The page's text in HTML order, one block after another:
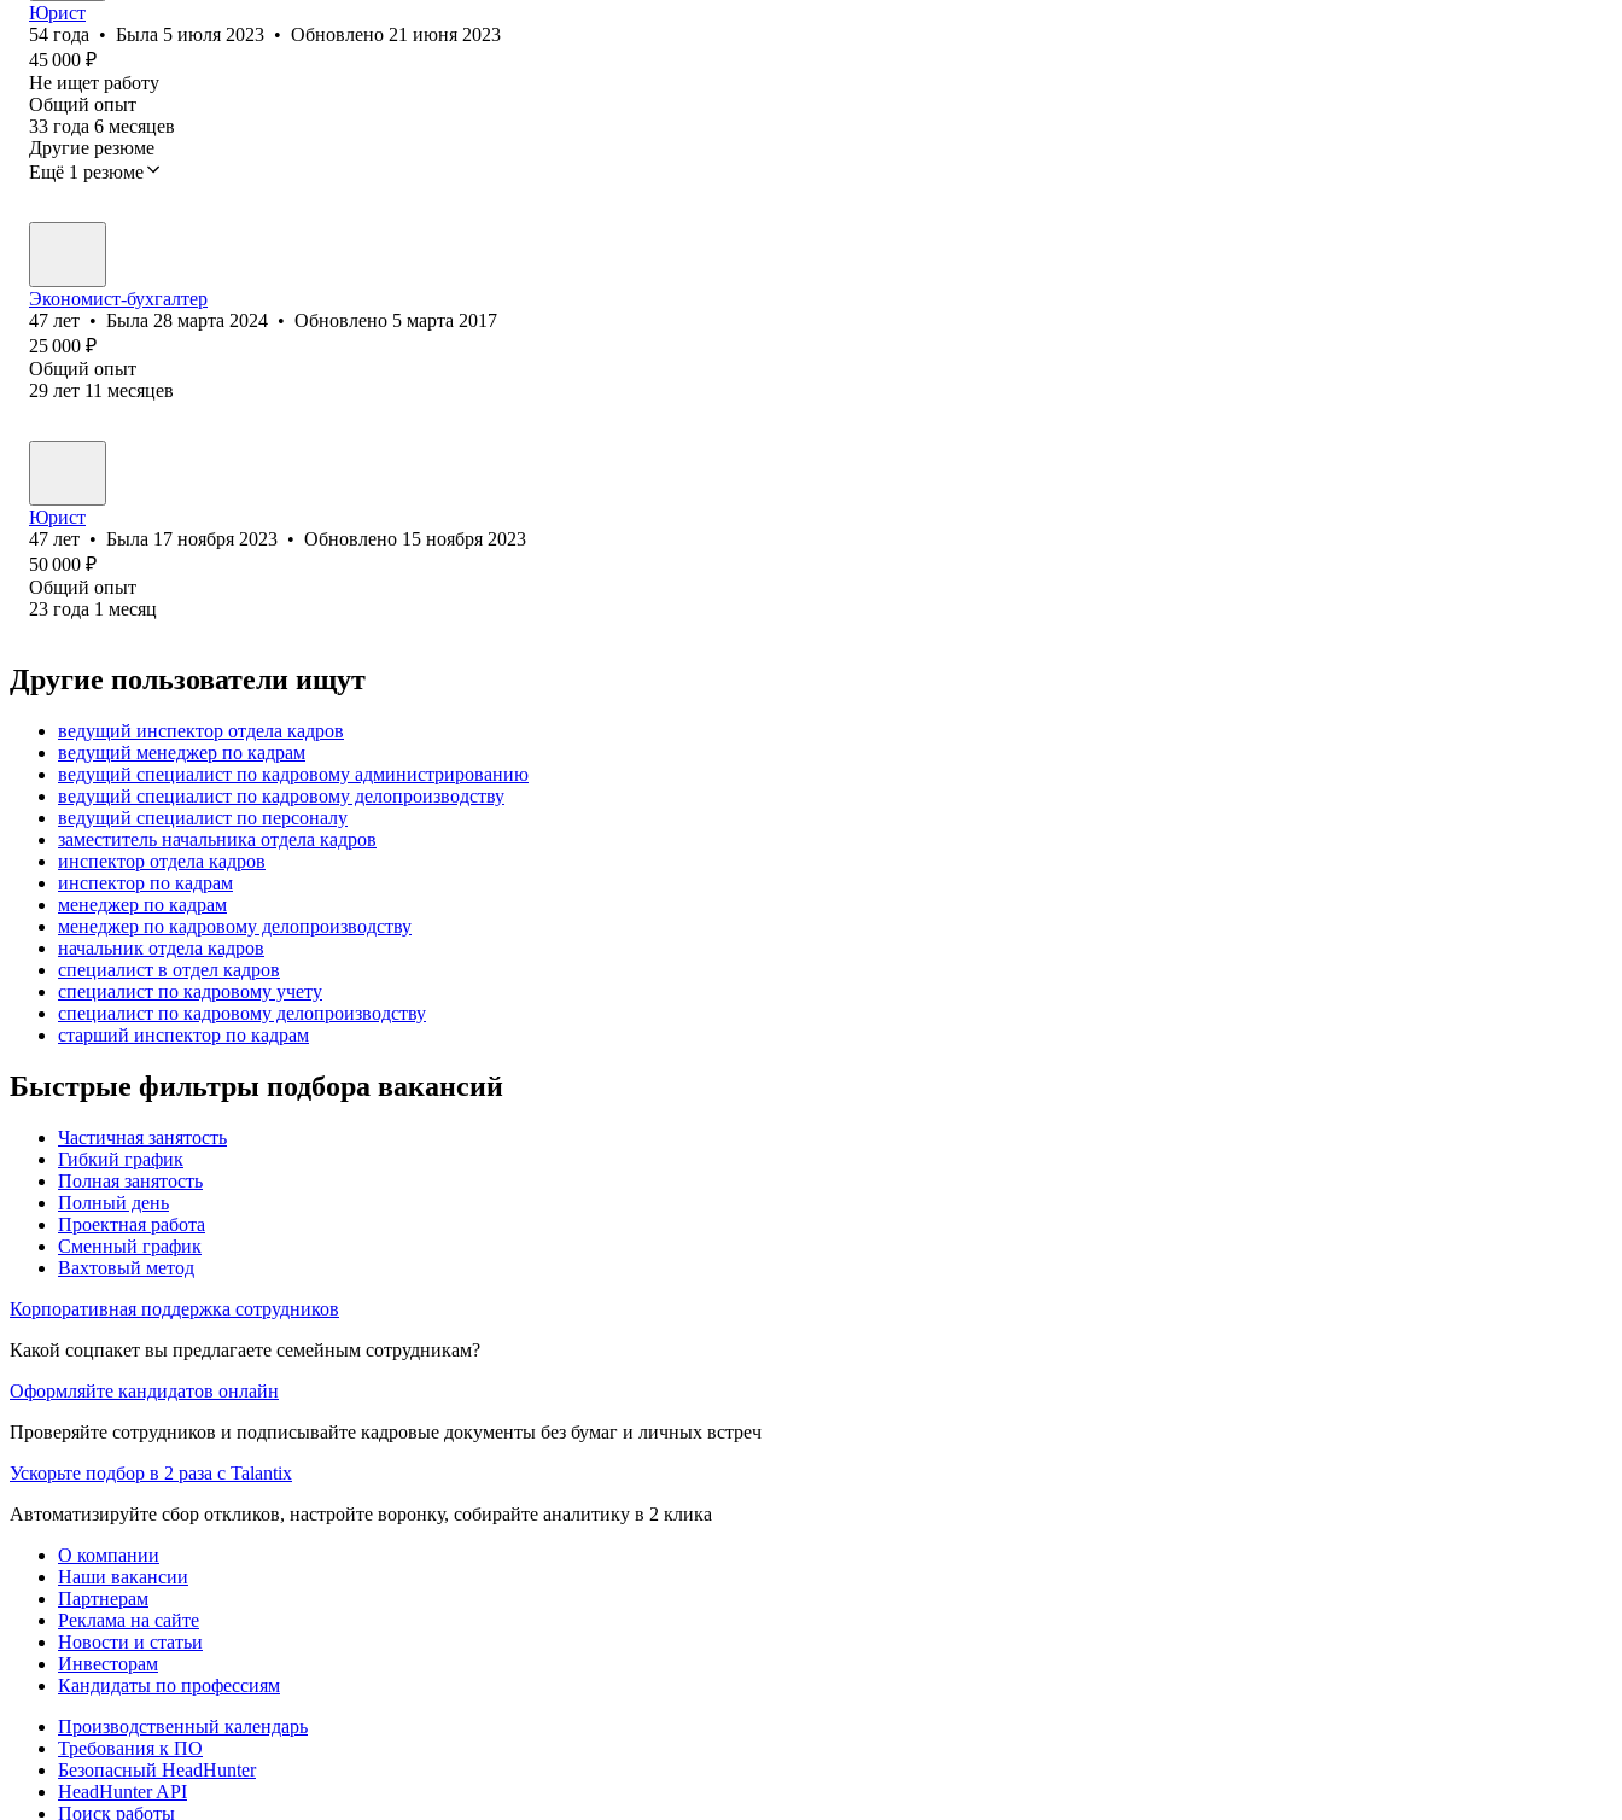
Юрист
54 года • Была 5 июля 2023 • Обновлено 21 июня 2023
45 000 ₽
Не ищет работу
Общий опыт
33 года 6 месяцев
Другие резюме
Ещё 1 резюме
Экономист-бухгалтер
47 лет • Была 28 марта 2024 • Обновлено 5 марта 2017
25 000 ₽
Общий опыт
29 лет 11 месяцев
Юрист
47 лет • Была 17 ноября 2023 • Обновлено 15 ноября 2023
50 000 ₽
Общий опыт
23 года 1 месяц
Другие пользователи ищут
ведущий инспектор отдела кадров
ведущий менеджер по кадрам
ведущий специалист по кадровому администрированию
ведущий специалист по кадровому делопроизводству
ведущий специалист по персоналу
заместитель начальника отдела кадров
инспектор отдела кадров
инспектор по кадрам
менеджер по кадрам
менеджер по кадровому делопроизводству
начальник отдела кадров
специалист в отдел кадров
специалист по кадровому учету
специалист по кадровому делопроизводству
старший инспектор по кадрам
Быстрые фильтры подбора вакансий
Частичная занятость
Гибкий график
Полная занятость
Полный день
Проектная работа
Сменный график
Вахтовый метод
Корпоративная поддержка сотрудников
Какой соцпакет вы предлагаете семейным сотрудникам?
Оформляйте кандидатов онлайн
Проверяйте сотрудников и подписывайте кадровые документы без бумаг и личных встреч
Ускорьте подбор в 2 раза с Talantix
Автоматизируйте сбор откликов, настройте воронку, собирайте аналитику в 2 клика
О компании
Наши вакансии
Партнерам
Реклама на сайте
Новости и статьи
Инвесторам
Кандидаты по профессиям
Производственный календарь
Требования к ПО
Безопасный HeadHunter
HeadHunter API
Поиск работы